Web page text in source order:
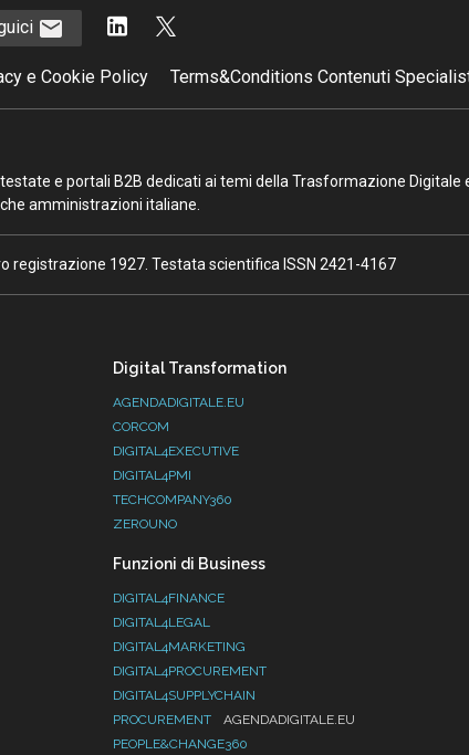
e Cookie Policy Terms&Conditions Contenuti
e portali B2B dedicati ai temi della Trasformazione
amministrazioni italiane.
registrazione 1927. Testata scientifica ISSN 2421-4167
Digital Transformation
AGENDADIGITALE.EU
CORCOM
DIGITAL4EXECUTIVE
DIGITAL4PMI
TECHCOMPANY360
ZEROUNO
Funzioni di Business
DIGITAL4FINANCE
DIGITAL4LEGAL
DIGITAL4MARKETING
DIGITAL4PROCUREMENT
DIGITAL4SUPPLYCHAIN
PROCUREMENT
AGENDADIGITALE.EU
PEOPLE&CHANGE360